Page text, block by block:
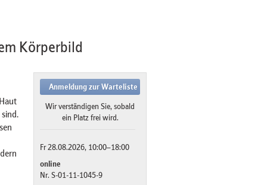
Körperbild
Anmeldung zur Warteliste
Wir verständigen Sie, sobald
ein Platz frei wird.
Fr 28.08.2026, 10:00–18:00
online
Nr. S-01-11-1045-9